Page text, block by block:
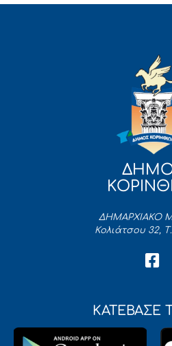
ΔΗΜΑΡΧΙΑΚΟ
Κολιάτσου 32,
ΚΑΤΕΒΑΣΕ